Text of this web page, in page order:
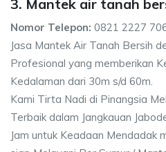
3. Mantek air tanah
Nomor Telepon: 0821 2227
Jasa Mantek Air Tanah Bersih
Profesional yang memberikan
Kedalaman dari 30m s/d 60m.
Kami Tirta Nadi di Pinangsia
Terbaik dalam Jangkauan
Jam untuk Keadaan Mendadak